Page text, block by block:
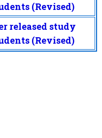
(Revised)
released study
(Revised)